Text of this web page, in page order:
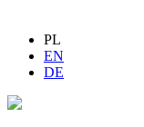
PL
EN
DE